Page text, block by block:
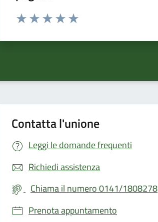
Valuta da 1 a 5 stelle la pagina
Contatta l'unione
Leggi le domande frequenti
Richiedi assistenza
Chiama il numero 0141/1808278
Prenota appuntamento